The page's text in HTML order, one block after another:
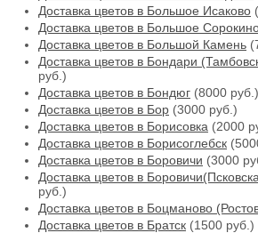
Доставка цветов в Большое Исаково
Доставка цветов в Большое
Доставка цветов в Большой Камень
Доставка цветов в Бондари
руб.)
Доставка цветов в Бондюг (8000 руб.)
Доставка цветов в Бор (3000 руб.)
Доставка цветов в Борисовка (2000
Доставка цветов в Борисоглебск
Доставка цветов в Боровичи (3000
Доставка цветов в
руб.)
Доставка цветов в Боцманово
Доставка цветов в Братск (1500 руб.)